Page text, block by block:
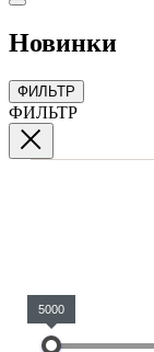
Новинки
ФИЛЬТР
ФИЛЬТР
5000